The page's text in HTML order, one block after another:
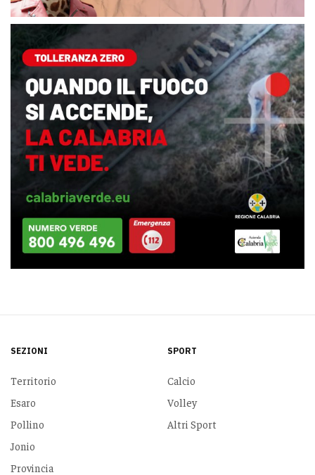
SEZIONI
Territorio
Esaro
Pollino
Jonio
Provincia
SPORT
Calcio
Volley
Altri Sport